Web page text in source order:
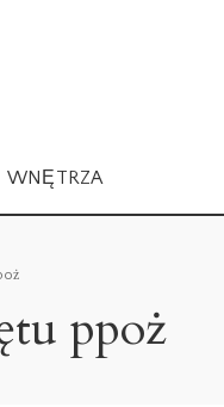
WNĘTRZA
ppoż